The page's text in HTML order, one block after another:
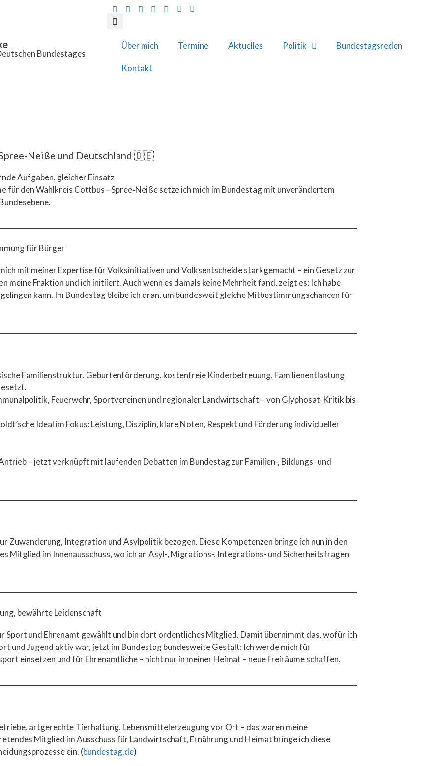
Bundestages
Über mich Termine Aktuelles Politik Bundestagsreden
Kontakt
und Deutschland 🇩🇪
Aufgaben, gleicher Einsatz
für den Wahlkreis Cottbus – Spree‑Neiße setze ich mich im Bundestag mit unverändertem
für Bürger
mit meiner Expertise für Volksinitiativen und Volksentscheide starkgemacht – ein Gesetz zur
meine Fraktion und ich initiiert. Auch wenn es damals keine Mehrheit fand, zeigt es: Ich habe
kann. Im Bundestag bleibe ich dran, um bundesweit gleiche Mitbestimmungschancen für
Familienstruktur, Geburtenförderung, kostenfreie Kinderbetreuung, Familienentlastung
Feuerwehr, Sportvereinen und regionaler Landwirtschaft – von Glyphosat-Kritik bis
Ideal im Fokus: Leistung, Disziplin, klare Noten, Respekt und Förderung individueller
– jetzt verknüpft mit laufenden Debatten im Bundestag zur Familien-, Bildungs- und
Zuwanderung, Integration und Asylpolitik bezogen. Diese Kompetenzen bringe ich nun in den
Mitglied im Innenausschuss, wo ich an Asyl-, Migrations-, Integrations- und Sicherheitsfragen
bewährte Leidenschaft
Sport und Ehrenamt gewählt und bin dort ordentliches Mitglied. Damit übernimmt das, wofür ich
und Jugend aktiv war, jetzt im Bundestag bundesweite Gestalt: Ich werde mich für
einsetzen und für Ehrenamtliche – nicht nur in meiner Heimat – neue Freiräume schaffen.
artgerechte Tierhaltung, Lebensmittelerzeugung vor Ort – das waren meine
Mitglied im Ausschuss für Landwirtschaft, Ernährung und Heimat bringe ich diese
ein. (bundestag.de)